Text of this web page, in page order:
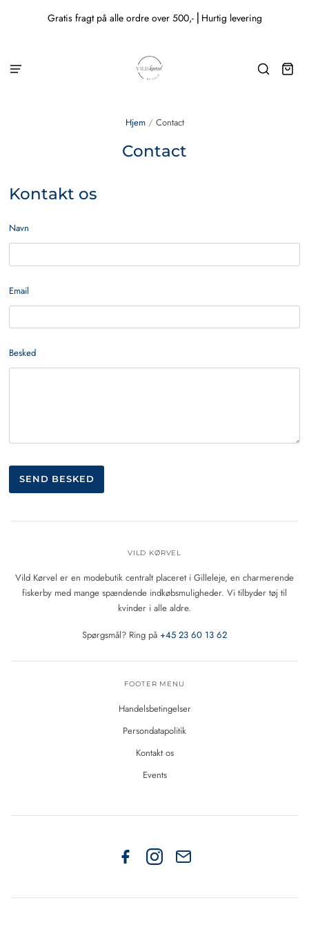
Gratis fragt på alle ordre over 500,- ⎜Hurtig levering
Hjem / Contact
Contact
Kontakt os
Navn
Email
Besked
VILD KØRVEL
Vild Kørvel er en modebutik centralt placeret i Gilleleje, en charmerende
fiskerby med mange spændende indkøbsmuligheder. Vi tilbyder tøj til
kvinder i alle aldre.
Spørgsmål? Ring på +45 23 60 13 62
FOOTER MENU
Handelsbetingelser
Persondatapolitik
Kontakt os
Events